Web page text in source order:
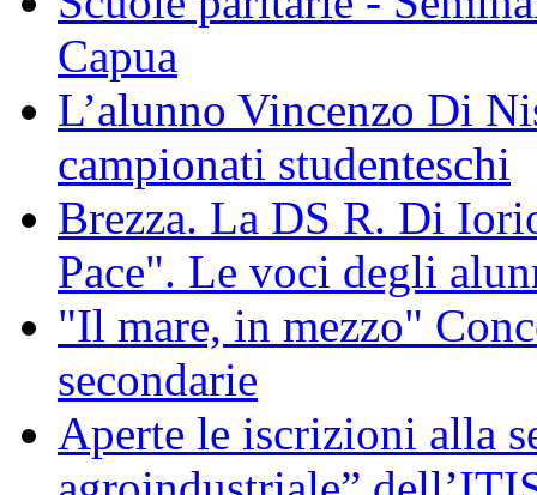
Capua
L’alunno Vincenzo Di
campionati studenteschi
Brezza. La DS R. Di
Pace". Le voci degli
"Il mare, in mezzo"
secondarie
Aperte le iscrizioni alla